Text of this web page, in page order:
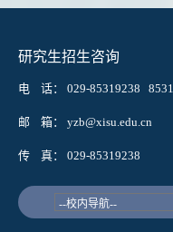
研究生招生咨询
电 话： 029-85319238
邮 箱： yzb@xisu.edu.cn
传 真： 029-85319238